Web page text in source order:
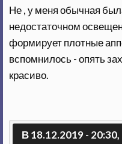
Не , у меня обычная
недостаточном
формирует плотные
вспомнилось - опять
красиво.
В 18.12.2019 -